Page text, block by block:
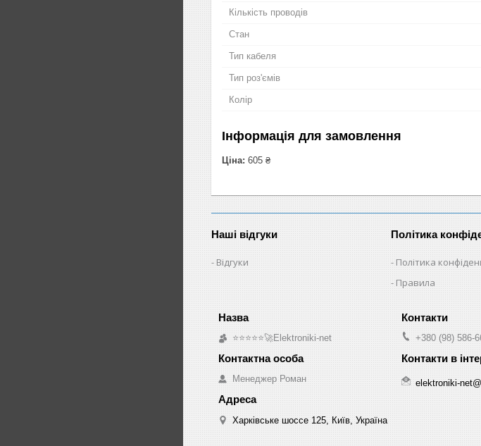
Кількість проводів
Стан
Тип кабеля
Тип роз'ємів
Колір
Інформація для замовлення
Ціна: 605 ₴
Наші відгуки
Відгуки
Політика
Політика
Правила
⭐⭐⭐⭐⭐🚀Elektroniki-net
Менеджер Роман
Харківське шоссе 125, Київ, Україна
+380 (98) 586-
elektroniki-